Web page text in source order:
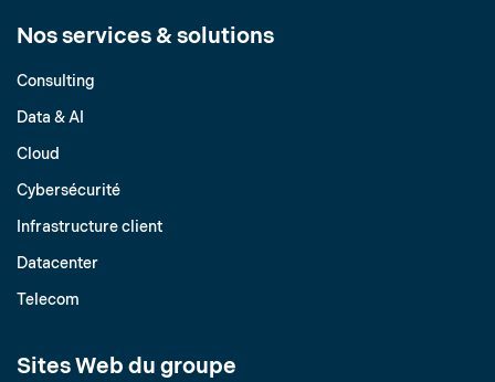
Nos services & solutions
Consulting
Data & AI
Cloud
Cybersécurité
Infrastructure client
Datacenter
Telecom
Sites Web du groupe